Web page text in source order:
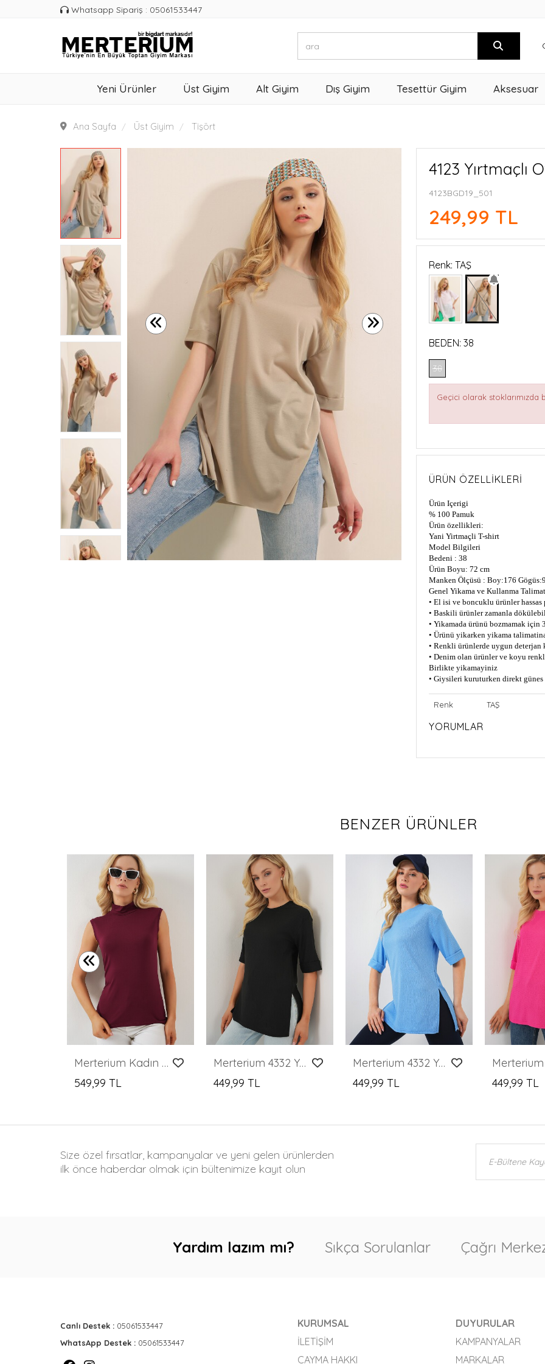
Whatsapp Sipariş : 05061533447
Yeni Ürünler Üst Giyim Alt Giyim Dış Giyim Tesettür Giyim Aksesuar
Ana Sayfa Üst Giyim Tişört
4123 Yırtmaçlı
4123BGD19_501
249,99 TL
Renk: TAŞ
BEDEN: 38
38
Geçici olarak stoklarımızda
ÜRÜN ÖZELLIKLERI
Ürün Içerigi
% 100 Pamuk
Ürün özellikleri:
Yani Yirtmaçli T-shirt
Model Bilgileri
Bedeni : 38
Ürün Boyu: 72 cm
Manken Ölçüsü : Boy:176
Genel Yikama ve Kullanma
• El isi ve boncuklu ürünler
• Baskili ürünler zamanla
• Yikamada ürünü bozmamak için
• Ürünü yikarken yikama
• Renkli ürünlerde uygun
• Denim olan ürünler ve koyu
Birlikte yikamayiniz
• Giysileri kuruturken direkt
Renk TAŞ
YORUMLAR
BENZER ÜRÜNLER
Merterium Kadın Kolsuz Body 4348 - Bordo
549,99 TL
Merterium 4332 Yanı Yırtmaçlı Örme Tişört - Siyah
449,99 TL
Merterium 4332 Yanı Yırtmaçlı Örme Tişört - B.Mavi
449,99 TL
449,99 TL
Size özel fırsatlar, kampanyalar ve yeni gelen ürünlerden
ilk önce haberdar olmak için bültenimize kayıt olun
Yardım lazım mı? Sıkça Sorulanlar Çağrı
Canlı Destek : 05061533447
WhatsApp Destek : 05061533447
KURUMSAL
İLETIŞIM
CAYMA HAKKI
DUYURULAR
KAMPANYALAR
MARKALAR